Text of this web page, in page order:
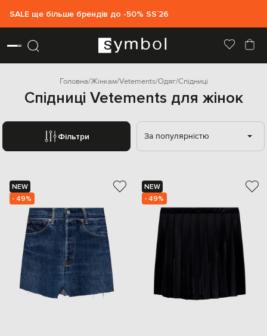
SALE ще більше брендів до -50% SS`26
Головна Жінкам Vetements Одяг Спідниці
Спідниці Vetements для жінок
Фільтри За популярністю
NEW
- 49%
NEW
- 49%